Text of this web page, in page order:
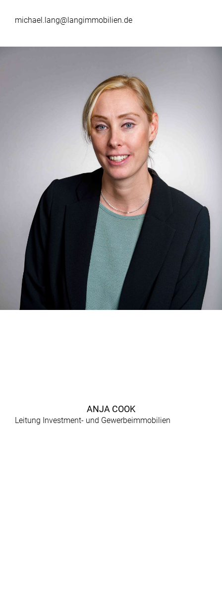
michael.lang@langimmobilien.de
ANJA COOK
Leitung Investment- und Gewerbeimmobilien